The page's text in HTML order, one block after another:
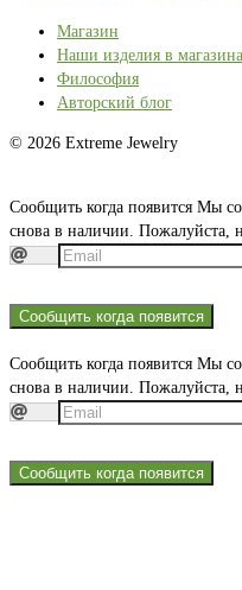
Магазин
Наши изделия в
Философия
Авторский блог
© 2026 Extreme Jewelry
Сообщить когда появится Мы
снова в наличии. Пожалуйста,
Сообщить когда появится
Сообщить когда появится Мы
снова в наличии. Пожалуйста,
Сообщить когда появится